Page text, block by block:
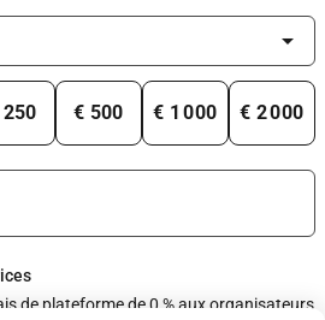
arrow_drop_down
€ 500 € 1 000 € 2 000
de plateforme de 0 % aux organisateurs